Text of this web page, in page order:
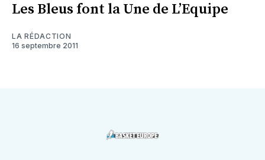
Les Bleus font la Une de L’Equipe
LA RÉDACTION
16 septembre 2011